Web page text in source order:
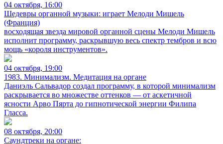
04 октября, 16:00
Шедевры органной музыки: играет Мелоди Мишель
(Франция)
восходящая звезда мировой органной сцены Мелоди Мишель
исполнит программу, раскрывшую весь спектр тембров и всю
мощь «короля инструментов».
04 октября, 19:00
1983. Минимализм. Медитация на органе
Даниэль Сальвадор создал программу, в которой минимализм
раскрывается во множестве оттенков — от аскетичной
ясности Арво Пярта до гипнотической энергии Филипа
Гласса.
08 октября, 20:00
Саундтреки на органе: